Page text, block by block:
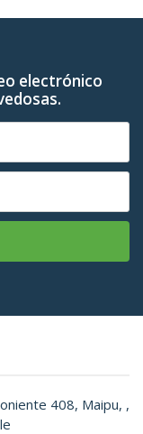
electrónico
408, Maipu, ,